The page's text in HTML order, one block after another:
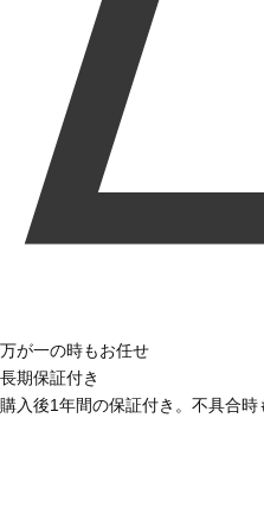
万が一の時もお任せ
長期保証付き
購入後1年間の保証付き。不具合